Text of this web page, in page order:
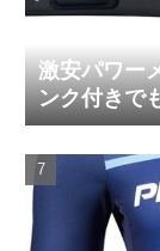
激安パワー
ンク付きで